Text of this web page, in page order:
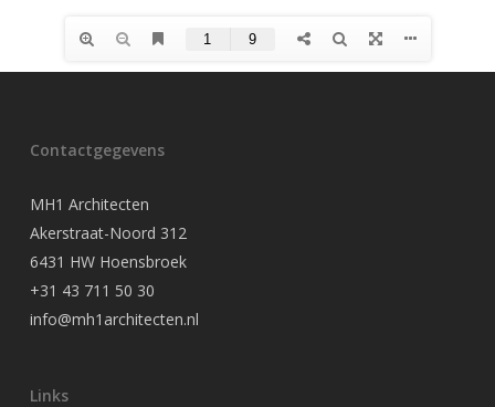
Contactgegevens
MH1 Architecten
Akerstraat-Noord 312
6431 HW Hoensbroek
+31 43 711 50 30
info@mh1architecten.nl
Links